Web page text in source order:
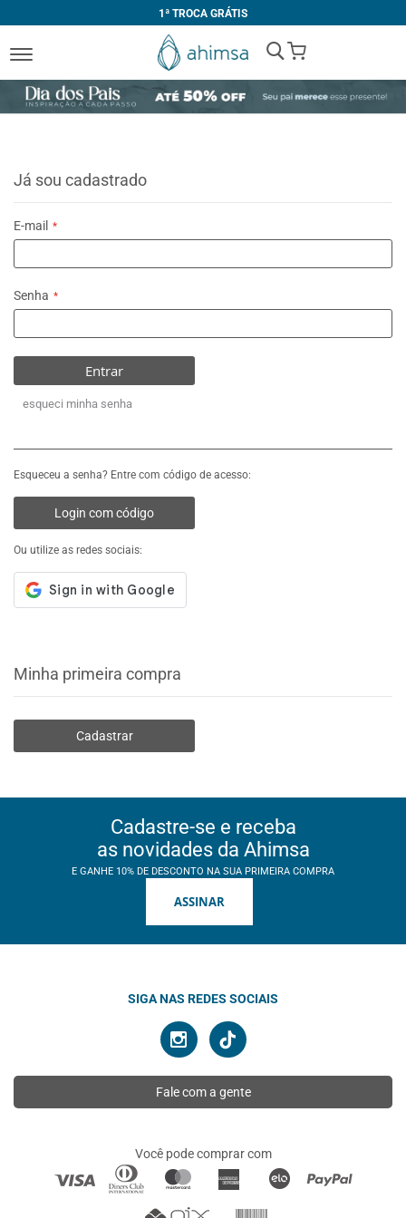
1ª TROCA GRÁTIS
My Cart
Já sou cadastrado
E-mail
Senha
Entrar
esqueci minha senha
Esqueceu a senha? Entre com código de acesso:
Login com código
Ou utilize as redes sociais:
Minha primeira compra
Cadastrar
Cadastre-se e receba
as novidades da Ahimsa
E GANHE 10% DE DESCONTO NA SUA PRIMEIRA COMPRA
ASSINAR
SIGA NAS REDES SOCIAIS
Fale com a gente
Você pode comprar com